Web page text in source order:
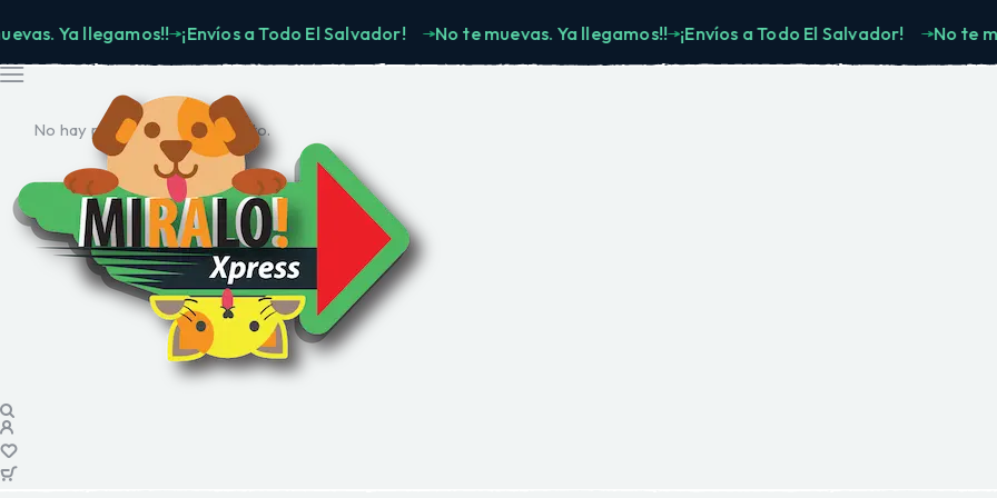
Ya llegamos!! ¡Envíos a Todo El Salvador! No te muevas. Ya llegamos!! ¡Envíos a Todo El Salvador! No te
No hay productos en el carrito.